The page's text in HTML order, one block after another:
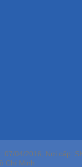
04/2016, Nơi cấp:
Chí Minh